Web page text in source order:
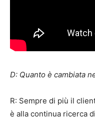
D: Quanto è cambiata
R: Sempre di più il
è alla continua ricerca